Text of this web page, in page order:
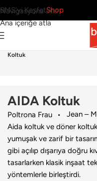
Navigasyona atla
Ana içeriğe atla
BMS’yi KeşfetShop
›
Koltuk
AIDA Koltuk
Poltrona Frau Jean –
Aida koltuk ve döner
yumuşak ve zarif bir
gibi açılıp dışarıya doğru
tasarlarken klasik inşaat
yöntemlerle birleştirdi.